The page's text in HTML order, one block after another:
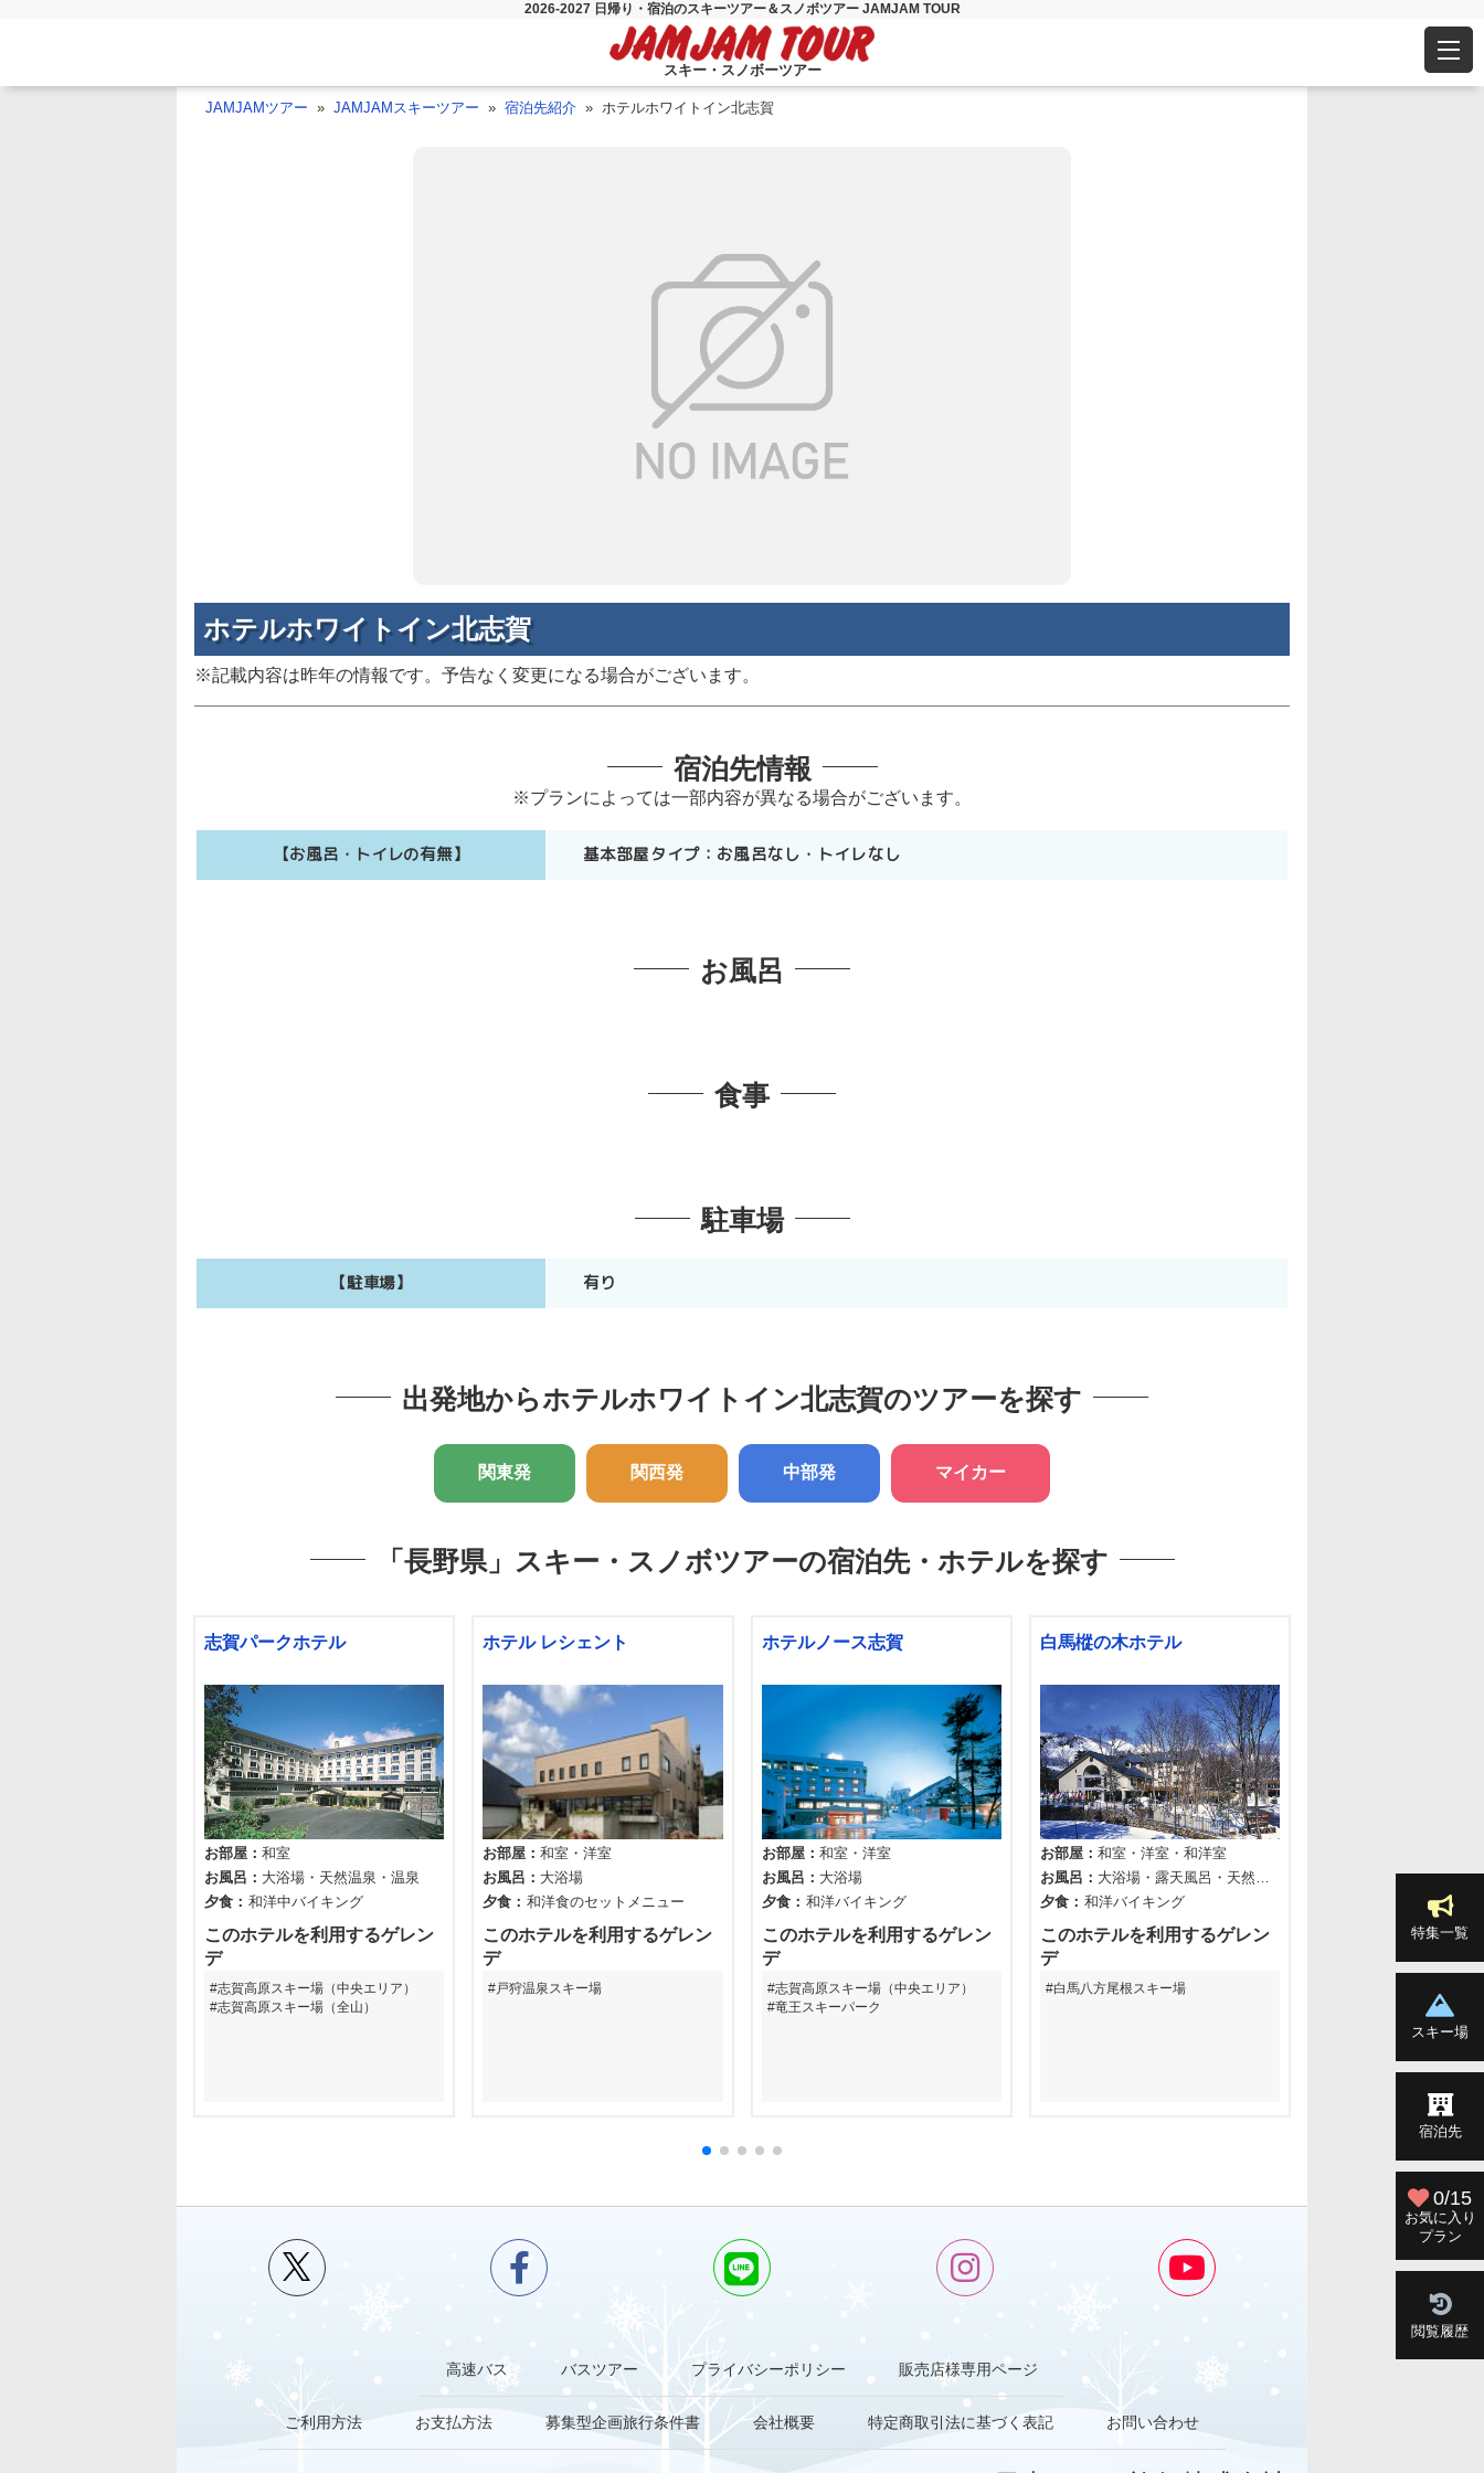
2026-2027 日帰り・宿泊のスキーツアー＆スノボツアー JAMJAM TOUR
スキー・スノボーツアー
JAMJAMツアー JAMJAMスキーツアー 宿泊先紹介 ホテルホワイトイン北志賀
ホテルホワイトイン北志賀
※記載内容は昨年の情報です。予告なく変更になる場合がございます。
宿泊先情報
※プランによっては一部内容が異なる場合がございます。
【お風呂・トイレの有無】 基本部屋タイプ： お風呂なし トイレなし
お風呂
食事
駐車場
【駐車場】 有り
出発地からホテルホワイトイン北志賀のツアーを探す
関東発 関西発 中部発 マイカー
「長野県」 スキー・スノボツアーの宿泊先・ホテルを探す
志賀パークホテル
お部屋
和室
お風呂
大浴場 天然温泉
温泉
夕食
和洋中バイキング
このホテルを利用するゲレン
デ
志賀高原スキー場（中央エリア）
志賀高原スキー場（全山）
ホテル レシェント
お部屋 和室
洋室
お風呂
大浴場
夕食
和洋食のセットメニュー
このホテルを利用するゲレン
デ
戸狩温泉スキー場
ホテルノース志賀
お部屋 和室
洋室
お風呂
大浴場
夕食
和洋バイキング
このホテルを利用するゲレン
デ
志賀高原スキー場（中央エリア）
竜王スキーパーク
白馬樅の木ホテル
お部屋 和室 洋室
和洋室
お風呂
大浴場 露天風呂
天然温
泉
温泉
夕食 和洋バイキング
このホテルを利用するゲレン
デ
白馬八方尾根スキー場
大浴場
天然温
このホテルを利用
高速バス バスツアー プライバシーポリシー 販売店様専用ページ
ご利用方法 お支払方法 募集型企画旅行条件書 会社概要 特定商取引法に基づく表記 お問い合わせ
特集一覧
スキー場
宿泊先
0/15
お気に入り
プラン
閲覧履歴